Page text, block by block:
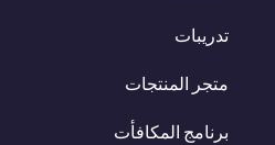
تدريبات
متجر المنتجات
برنامج المكافأت